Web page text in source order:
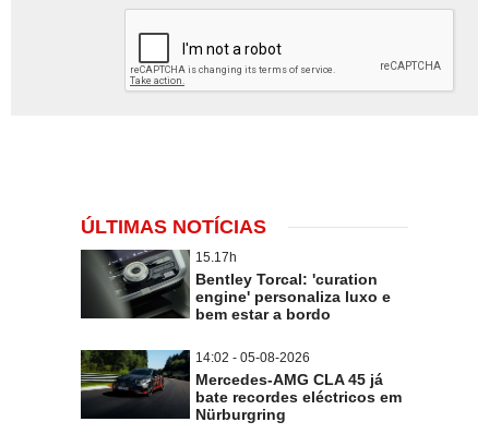
ÚLTIMAS NOTÍCIAS
15.17h
Bentley Torcal: 'curation
engine' personaliza luxo e
bem estar a bordo
14:02 - 05-08-2026
Mercedes-AMG CLA 45 já
bate recordes eléctricos em
Nürburgring